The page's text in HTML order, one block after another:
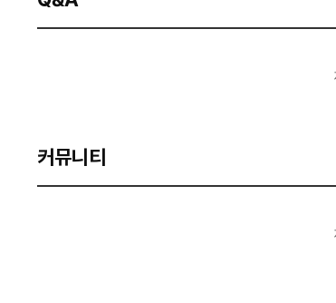
커뮤니티